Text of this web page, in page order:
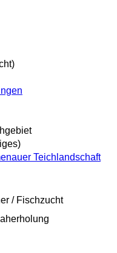
Teichlandschaft
/ Fischzucht